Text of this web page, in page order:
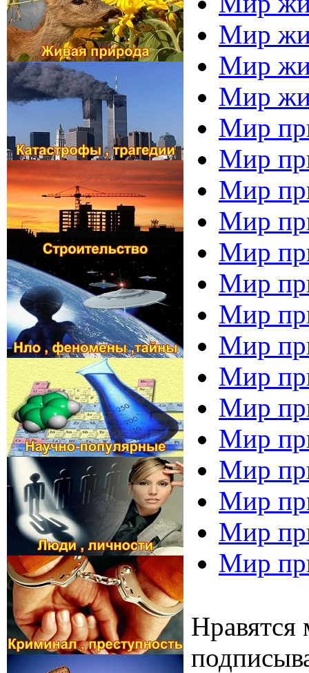
Мир
Мир
Мир
Мир
Мир
Мир
Мир
Мир
Мир
Мир
Мир
Мир
Мир
Мир
Мир
Мир
Мир
Мир